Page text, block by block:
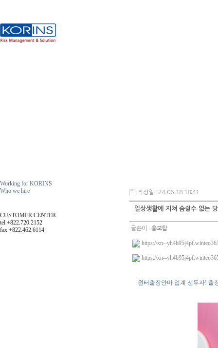
Working for KORINS
Who we hire
CUSTOMER CENTER
tel +822.720.2152
fax +822.462.6114
작성일 : 24-06-18 18:41
일상생활에 지쳐 숨쉴수 없는
글쓴이 : 홍보탑
https://xn--
https://xn--
윈터출장안마 업계 선두자! 출